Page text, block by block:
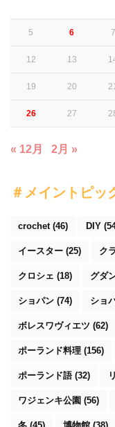
5 6 7
12 13
19 20
26 27
« 12月 2月 »
＃メイントピッ
crochet(46) DIY
イースター (25) ク
クロシェ (18) グダ
ショパン (74) ショ
ボレスワヴィエツ (62)
ポーランド料理 (156)
ポーランド語(32)
ワジェンキ公園 (56)